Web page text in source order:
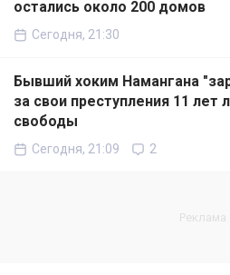
остались около 200 домов
Сегодня, 21:30
Бывший хоким Намангана
за свои преступления 11 лет
свободы
Сегодня, 21:09 2